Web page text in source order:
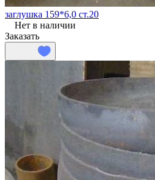
заглушка 159*6,0 ст.20
Нет в наличии
Заказать